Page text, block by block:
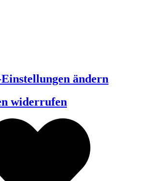
ändern
widerrufen